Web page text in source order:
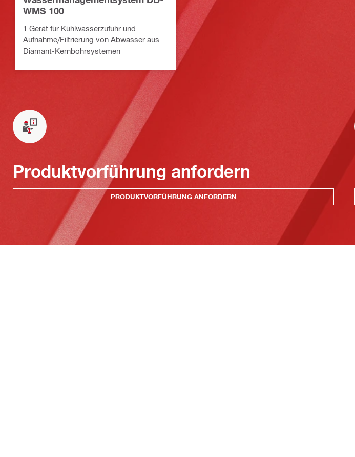
WMS 100
1 Gerät für Kühlwasserzufuhr und
Aufnahme/Filtrierung von Abwasser aus
Diamant-Kernbohrsystemen
Produktvorführung anfordern
PRODUKTVORFÜHRUNG ANFORDERN